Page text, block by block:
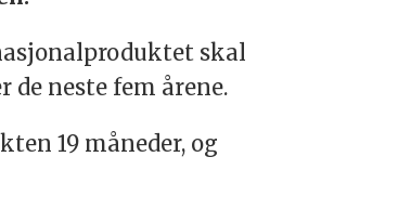
skal
de neste fem årene.
19 måneder, og